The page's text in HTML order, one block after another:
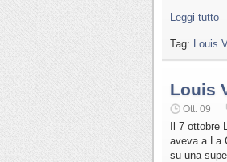
Leggi tutto
Tag: Louis
Louis
Ott. 09
Il 7 ottobre
aveva a La
su una